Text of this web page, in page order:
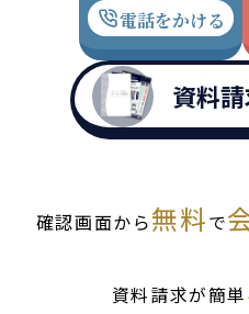
電話をかける
資料
確認画面から無料で
資料請求が簡単